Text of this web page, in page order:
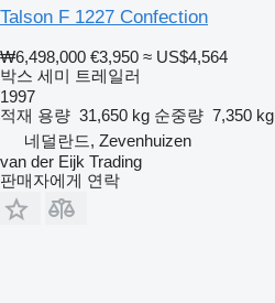
Talson F 1227 Confection
₩6,498,000 €3,950 ≈ US$4,564
박스 세미 트레일러
1997
적재 용량 31,650 kg 순중량 7,350 kg
네덜란드, Zevenhuizen
van der Eijk Trading
판매자에게 연락